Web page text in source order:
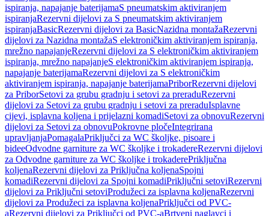
ispiranja, napajanje baterijamaS pneumatskim aktiviranjem
ispiranjaRezervni dijelovi za S pneumatskim aktiviranjem
ispiranjaBasicRezervni dijelovi za BasicNazidna montažaRezervni
dijelovi za Nazidna montažaS elektroničkim aktiviranjem ispiranja,
mrežno napajanjeRezervni dijelovi za S elektroničkim aktiviranjem
ispiranja, mrežno napajanjeS elektroničkim aktiviranjem ispiranja,
napajanje baterijamaRezervni dijelovi za S elektroničkim
aktiviranjem ispiranja, napajanje baterijamaPriborRezervni dijelovi
za PriborSetovi za grubu gradnju i setovi za preraduRezervni
dijelovi za Setovi za grubu gradnju i setovi za preraduIsplavne
cijevi, isplavna koljena i prijelazni komadiSetovi za obnovuRezervni
dijelovi za Setovi za obnovuPokrovne pločeIntegrirana
upravljanjaPomagalaPriključci za WC školjke, pisoare i
bideeOdvodne garniture za WC školjke i trokadereRezervni dijelovi
za Odvodne garniture za WC školjke i trokaderePriključna
koljenaRezervni dijelovi za Priključna koljenaSpojni
komadiRezervni dijelovi za Spojni komadiPriključni setoviRezervni
dijelovi za Priključni setoviProdužeci za isplavna koljenaRezervni
dijelovi za Produžeci za isplavna koljenaPriključci od PVC-
aRezervni dijelovi za Priključci od PVC-aBrtveni naglavci i